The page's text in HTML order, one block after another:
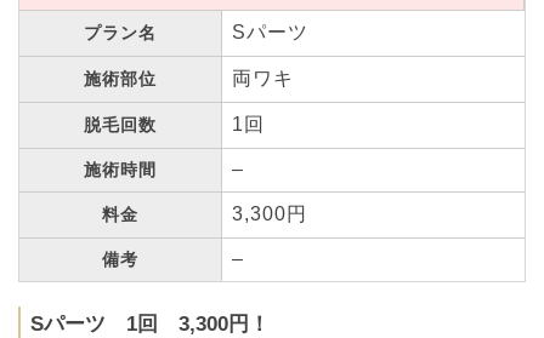
プラン名 Sパーツ
施術部位 両ワキ
脱毛回数 1回
施術時間 –
料金 3,300円
備考 –
Sパーツ 1回 3,300円！